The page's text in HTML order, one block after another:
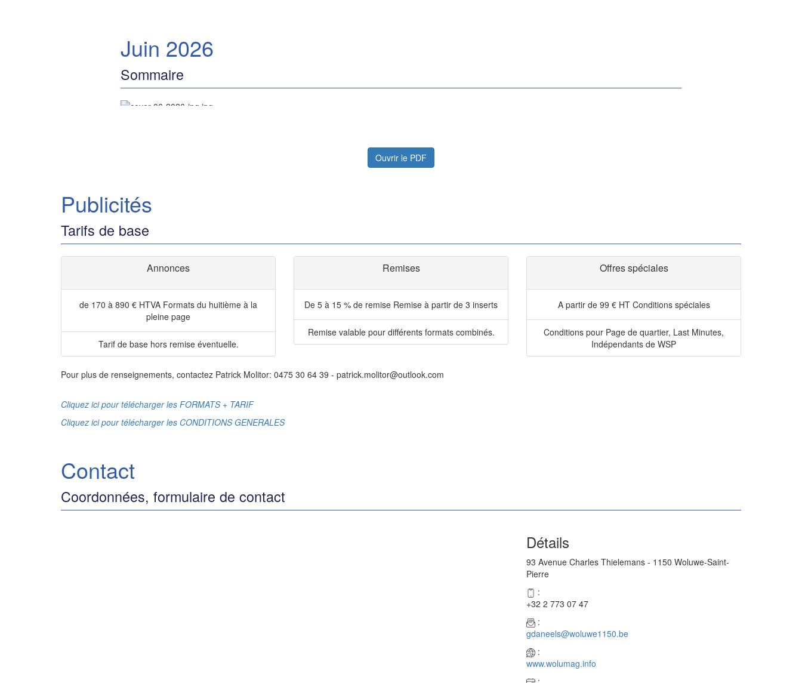
Ouvrir le PDF
Publicités
Tarifs de base
Annonces
de 170 à 890 € HTVA Formats du huitième à la
pleine page
Tarif de base hors remise éventuelle.
Remises
De 5 à 15 % de remise Remise à partir de 3 inserts
Remise valable pour différents formats combinés.
Offres spéciales
A partir de 99 € HT Conditions spéciales
Conditions pour Page de quartier, Last Minutes,
Indépendants de WSP
Pour plus de renseignements, contactez Patrick Molitor: 0475 30 64 39 - patrick.molitor@outlook.com
Cliquez ici pour télécharger les FORMATS + TARIF
Cliquez ici pour télécharger les CONDITIONS GENERALES
Contact
Coordonnées, formulaire de contact
Détails
93 Avenue Charles Thielemans - 1150 Woluwe-Saint-
Pierre
:
+32 2 773 07 47
:
gdaneels@woluwe1150.be
:
www.wolumag.info